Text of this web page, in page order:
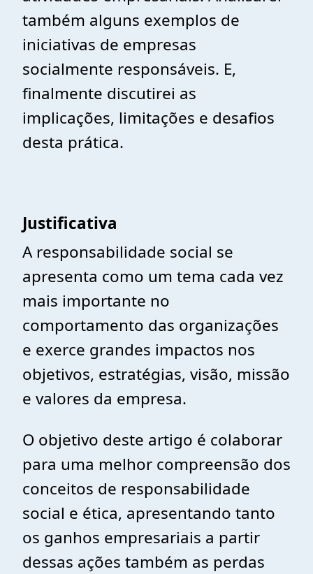
também alguns exemplos de
iniciativas de empresas
socialmente responsáveis. E,
finalmente discutirei as
implicações, limitações e desafios
desta prática.
Justificativa
A responsabilidade social se
apresenta como um tema cada vez
mais importante no
comportamento das organizações
e exerce grandes impactos nos
objetivos, estratégias, visão, missão
e valores da empresa.
O objetivo deste artigo é colaborar
para uma melhor compreensão dos
conceitos de responsabilidade
social e ética, apresentando tanto
os ganhos empresariais a partir
dessas ações também as perdas